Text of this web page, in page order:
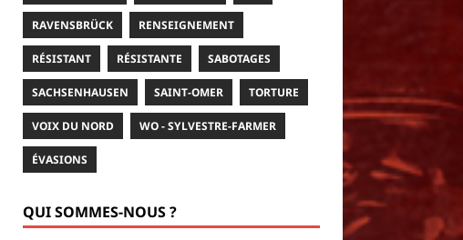
RAVENSBRÜCK RENSEIGNEMENT
RÉSISTANT RÉSISTANTE SABOTAGES
SACHSENHAUSEN SAINT-OMER TORTURE
VOIX DU NORD WO - SYLVESTRE-FARMER
ÉVASIONS
QUI SOMMES-NOUS ?